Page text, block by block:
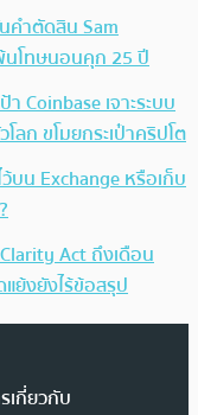
ำตัดสิน Sam
โทษนอนคุก 25 ปี
Coinbase เจาะระบบ
ลก ขโมยกระเป๋าคริปโต
บน Exchange หรือเก็บ
Act ถึงเดือน
ย้งยังไร้ข้อสรุป
เกี่ยวกับ